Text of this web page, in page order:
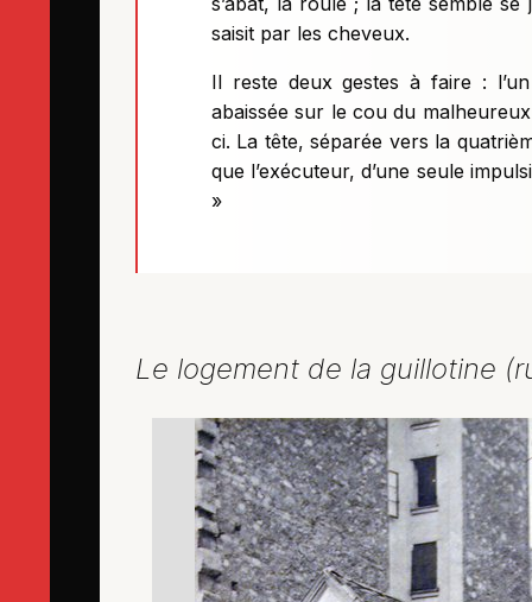
saisit par les cheveux.
Il reste deux gestes à faire :
abaissée sur le cou du
ci. La tête, séparée vers la
que l’exécuteur, d’une seule
»
Le logement de la guillotine